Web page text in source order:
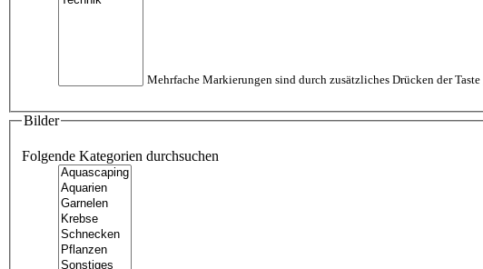
Mehrfache Markierungen sind durch zusätzliches Drücken der
Bilder
Folgende Kategorien durchsuchen